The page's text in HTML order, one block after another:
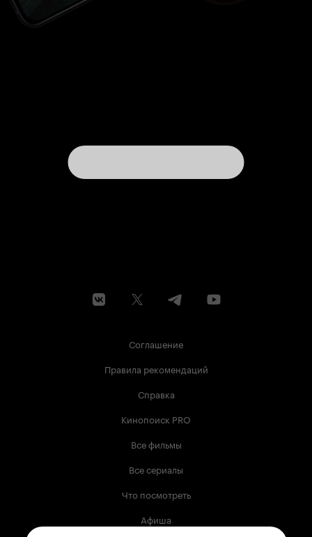
Соглашение
Правила рекомендаций
Справка
Кинопоиск PRO
Все фильмы
Все сериалы
Что посмотреть
Афиша